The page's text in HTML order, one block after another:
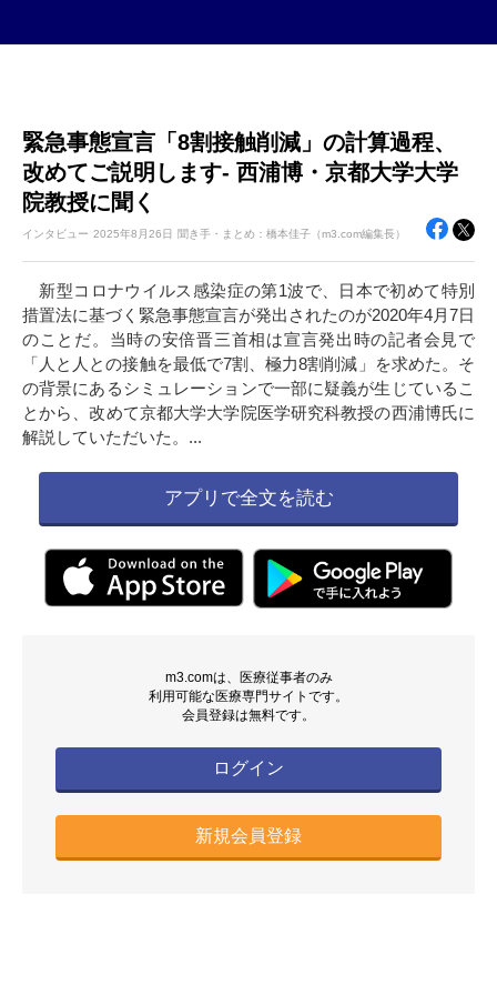
緊急事態宣言「8割接触削減」の計算過程、
改めてご説明します- 西浦博・京都大学大学
院教授に聞く
インタビュー 2025年8月26日 聞き手・まとめ：橋本佳子（m3.com編集長）
新型コロナウイルス感染症の第1波で、日本で初めて特別
措置法に基づく緊急事態宣言が発出されたのが2020年4月7日
のことだ。当時の安倍晋三首相は宣言発出時の記者会見で
「人と人との接触を最低で7割、極力8割削減」を求めた。そ
の背景にあるシミュレーションで一部に疑義が生じているこ
とから、改めて京都大学大学院医学研究科教授の西浦博氏に
解説していただいた。...
アプリで全文を読む
m3.comは、医療従事者のみ
利用可能な医療専門サイトです。
会員登録は無料です。
ログイン
新規会員登録